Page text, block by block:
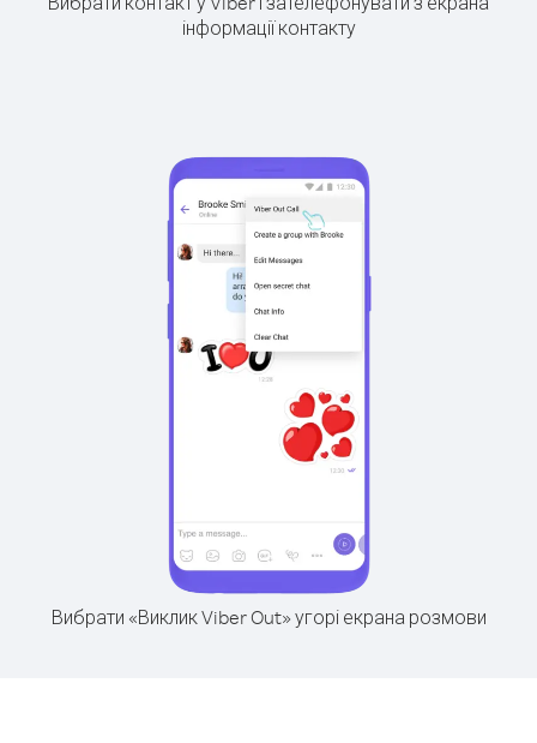
інформації контакту
Вибрати «Виклик Viber Out» угорі екрана розмови